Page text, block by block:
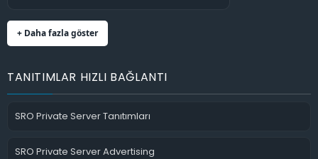
+ Daha fazla göster
TANITIMLAR HIZLI BAĞLANTI
SRO Private Server Tanıtımları
SRO Private Server Advertising